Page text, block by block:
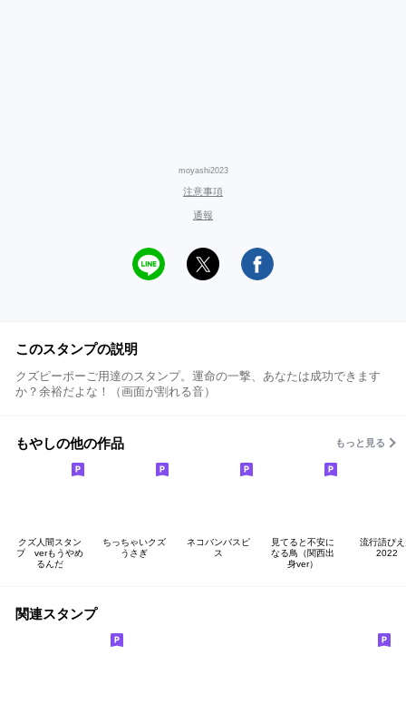
moyashi2023
注意事項
通報
このスタンプの説明
クズピーポーご用達のスタンプ。運命の一撃、あなたは成功できます
か？余裕だよな！（画面が割れる音）
もやしの他の作品 もっと見る
クズ人間スタン
プ verもうやめ
るんだ
ちっちゃいクズ
うさぎ
ネコバンバスピ
ス
見てると不安に
なる鳥（関西出
身ver）
流行語ぴ
2022
関連スタンプ